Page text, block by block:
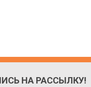
НА РАССЫЛКУ!